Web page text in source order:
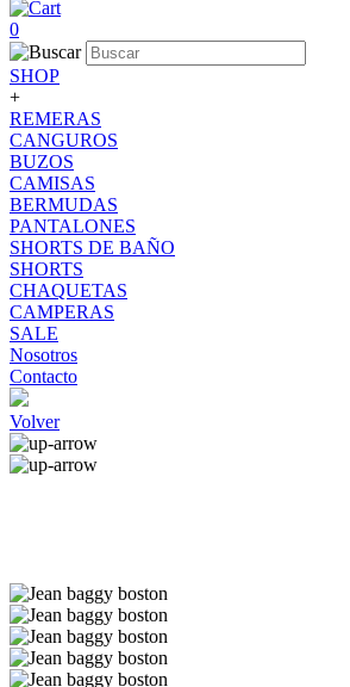
0
SHOP
+
REMERAS
CANGUROS
BUZOS
CAMISAS
BERMUDAS
PANTALONES
SHORTS DE BAÑO
SHORTS
CHAQUETAS
CAMPERAS
SALE
Nosotros
Contacto
Volver